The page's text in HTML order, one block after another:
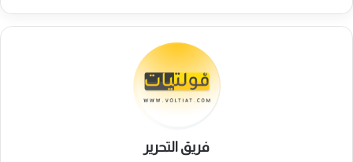
فريق التحرير